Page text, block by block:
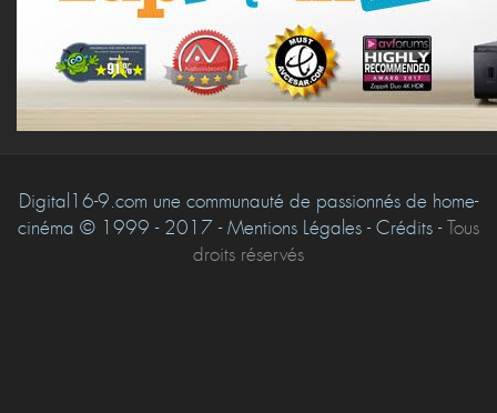
Digital16-9.com une communauté de passionnés de home-
cinéma © 1999 - 2017 - Mentions Légales - Crédits -Tous
droits réservés